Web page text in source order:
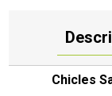
Chicles